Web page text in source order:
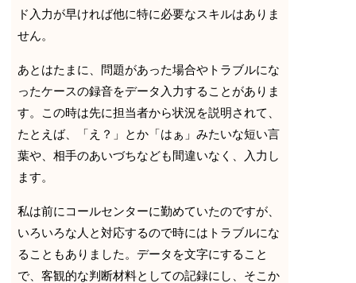
ド入力が早ければ他に特に必要なスキルはありま
せん。
あとはたまに、問題があった場合やトラブルにな
ったケースの録音をデータ入力することがありま
す。この時は先に担当者から状況を説明されて、
たとえば、「え？」とか「はぁ」みたいな短い言
葉や、相手のあいづちなども間違いなく、入力し
ます。
私は前にコールセンターに勤めていたのですが、
いろいろな人と対応するので時にはトラブルにな
ることもありました。データを文字にすること
で、客観的な判断材料としての記録にし、そこか